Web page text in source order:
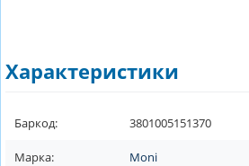
Характеристики
Баркод: 3801005151370
Марка: Moni